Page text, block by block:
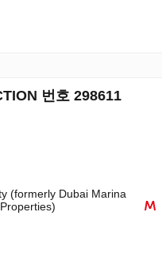
번호 298611
(formerly Dubai Marina